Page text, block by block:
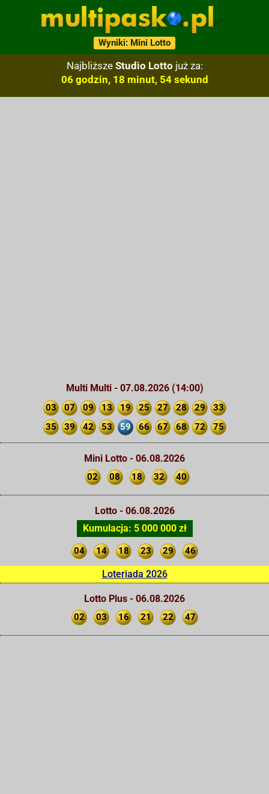
Wyniki: Mini Lotto
Najbliższe Studio Lotto już za:
06 godzin, 18 minut, 53 sekund
Multi Multi - 07.08.2026 (14:00)
03 07 09 13 19 25 27 28 29
33
35
39 42 53 59 66 67 68 72 75
Mini Lotto - 06.08.2026
02 08 18 32 40
Lotto - 06.08.2026
Kumulacja: 5 000 000 zł
04 14 18 23 29 46
Loteriada 2026
Lotto Plus - 06.08.2026
02 03 16 21 22 47